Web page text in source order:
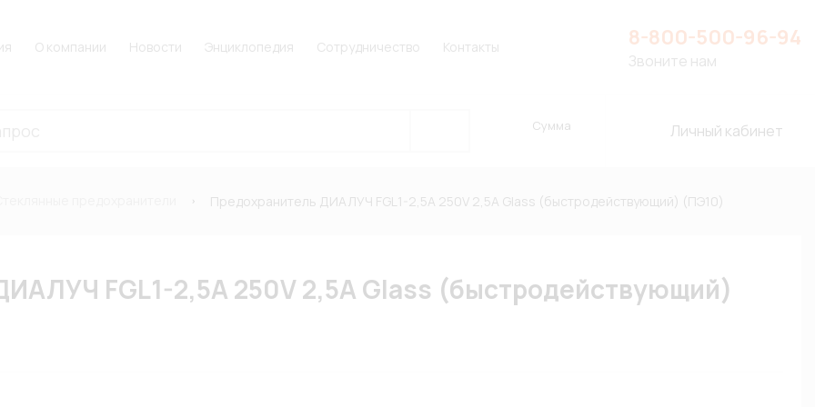
О компании Новости Энциклопедия Сотрудничество Контакты 8-800-500-96-94
Звоните нам
Сумма Личный кабинет
Предохранитель ДИАЛУЧ FGL1-2,5A 250V 2,5A Glass (быстродействующий) (ПЭ10)
FGL1-2,5A 250V 2,5A Glass (быстродействующий)